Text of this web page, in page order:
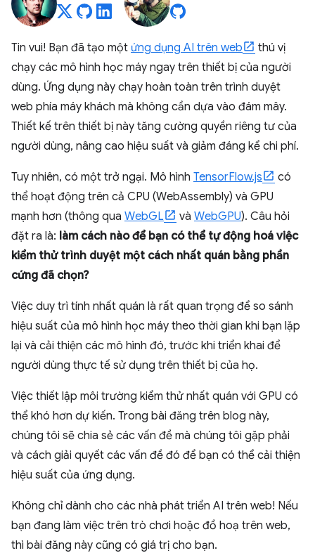
Tin vui! Bạn đã tạo một ứng dụng AI trên web
thú vị
chạy các mô hình học máy ngay trên thiết bị của người
dùng. Ứng dụng này chạy hoàn toàn trên trình duyệt
web phía máy khách mà không cần dựa vào đám mây.
Thiết kế trên thiết bị này tăng cường quyền riêng tư của
người dùng, nâng cao hiệu suất và giảm đáng kể chi phí.
Tuy nhiên, có một trở ngại. Mô hình TensorFlow.js
có
thể hoạt động trên cả CPU (WebAssembly) và GPU
mạnh hơn (thông qua WebGL và WebGPU). Câu hỏi
đặt ra là: làm cách nào để bạn có thể tự động hoá việc
kiểm thử trình duyệt một cách nhất quán bằng phần
cứng đã chọn?
Việc duy trì tính nhất quán là rất quan trọng để so sánh
hiệu suất của mô hình học máy theo thời gian khi bạn lặp
lại và cải thiện các mô hình đó, trước khi triển khai để
người dùng thực tế sử dụng trên thiết bị của họ.
Việc thiết lập môi trường kiểm thử nhất quán với GPU có
thể khó hơn dự kiến. Trong bài đăng trên blog này,
chúng tôi sẽ chia sẻ các vấn đề mà chúng tôi gặp phải
và cách giải quyết các vấn đề đó để bạn có thể cải thiện
hiệu suất của ứng dụng.
Không chỉ dành cho các nhà phát triển AI trên web! Nếu
bạn đang làm việc trên trò chơi hoặc đồ hoạ trên web,
thì bài đăng này cũng có giá trị cho bạn.